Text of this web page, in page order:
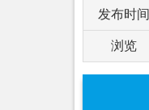
发布时间
浏览